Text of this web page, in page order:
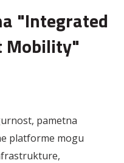
"Integrated
Mobility"
pametna
platforme mogu